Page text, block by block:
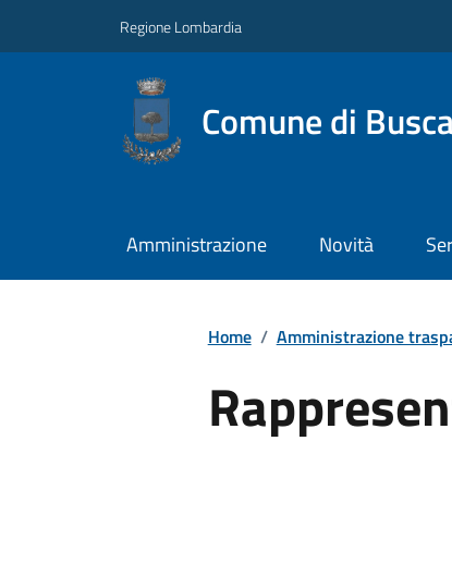
Regione Lombardia
Comune di
Amministrazione Novità
Home / Amministrazione